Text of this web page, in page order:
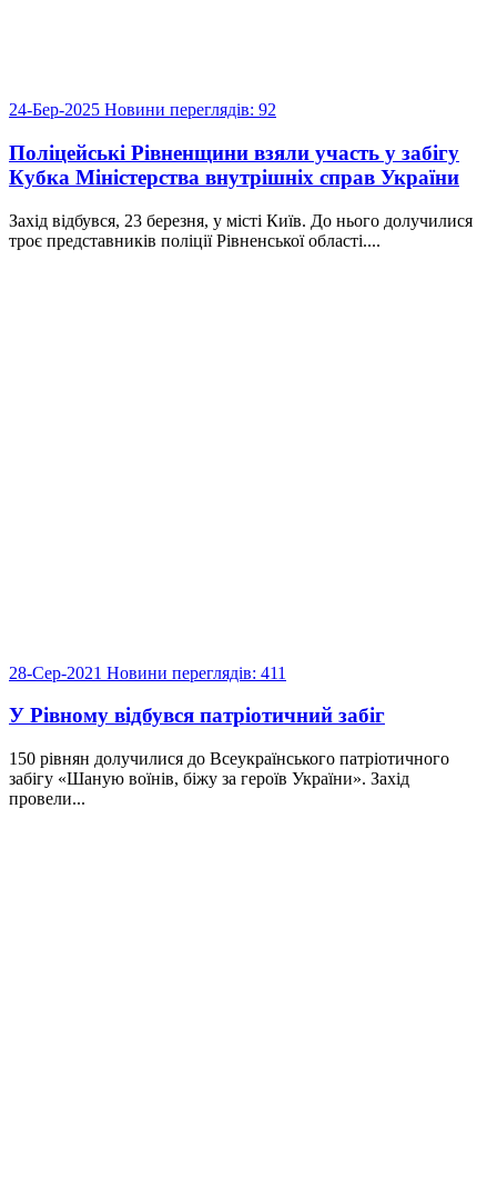
24-Бер-2025 Новини переглядів: 92
Поліцейські Рівненщини взяли участь у забігу
Кубка Міністерства внутрішніх справ України
Захід відбувся, 23 березня, у місті Київ. До нього долучилися
троє представників поліції Рівненської області....
28-Сер-2021 Новини переглядів: 411
У Рівному відбувся патріотичний забіг
150 рівнян долучилися до Всеукраїнського патріотичного
забігу «Шаную воїнів, біжу за героїв України». Захід
провели...